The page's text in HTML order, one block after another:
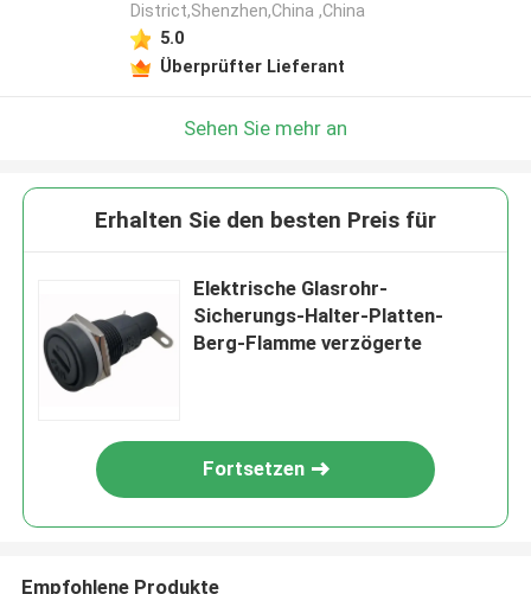
District,Shenzhen,China ,China
5.0
Überprüfter Lieferant
Sehen Sie mehr an
Erhalten Sie den besten Preis für
Elektrische Glasrohr-
Sicherungs-Halter-Platten-
Berg-Flamme verzögerte
Fortsetzen
Empfohlene Produkte